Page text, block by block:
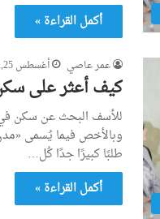
أكمل القراءة »
عمر عاصي أغسطس 25, 2021
كيف أعثر على
للأسف البحث عن سكن في
وبالأخص فيما يُسمى
طلبًا كبيرًا جدًا كُل…
أكمل القراءة »